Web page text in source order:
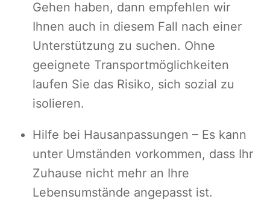
Gehen haben, dann empfehlen wir
Ihnen auch in diesem Fall nach einer
Unterstützung zu suchen. Ohne
geeignete Transportmöglichkeiten
laufen Sie das Risiko, sich sozial zu
isolieren.
Hilfe bei Hausanpassungen – Es kann
unter Umständen vorkommen, dass Ihr
Zuhause nicht mehr an Ihre
Lebensumstände angepasst ist.